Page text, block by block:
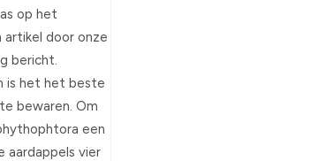
op het
door onze
bericht.
is het het beste
bewaren. Om
een
aardappels vier